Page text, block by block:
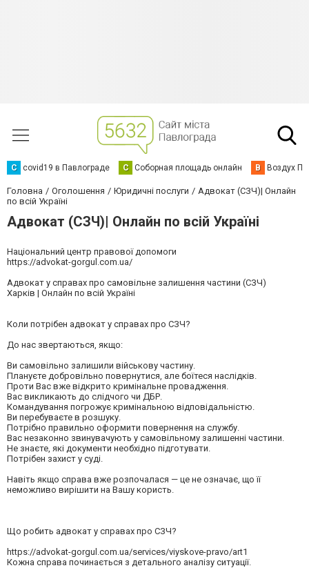
C covid19 в Павлограде С Соборная площадь онлайн В Воздух
Головна Оголошення Юридичні послуги
Адвокат (СЗЧ)| Онлайн
по всій Україні
Адвокат (СЗЧ)| Онлайн по всій Україні
Національний центр правової допомоги
https://advokat-gorgul.com.ua/
Адвокат у справах про самовільне залишення частини (СЗЧ)
Харків | Онлайн по всій Україні
Коли потрібен адвокат у справах про СЗЧ?
До нас звертаються, якщо:
Ви самовільно залишили військову частину.
Плануєте добровільно повернутися, але боїтеся наслідків.
Проти Вас вже відкрито кримінальне провадження.
Вас викликають до слідчого чи ДБР.
Командування погрожує кримінальною відповідальністю.
Ви перебуваєте в розшуку.
Потрібно правильно оформити повернення на службу.
Вас незаконно звинувачують у самовільному залишенні частини.
Не знаєте, які документи необхідно підготувати.
Потрібен захист у суді.
Навіть якщо справа вже розпочалася — це не означає, що її
неможливо вирішити на Вашу користь.
Що робить адвокат у справах про СЗЧ?
https://advokat-gorgul.com.ua/services/viyskove-pravo/art1
Кожна справа починається з детального аналізу ситуації.